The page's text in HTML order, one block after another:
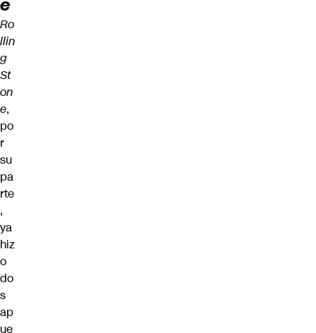
e
Ro
llin
g
St
on
e,
po
r
su
pa
rte
,
ya
hiz
o
do
s
ap
ue